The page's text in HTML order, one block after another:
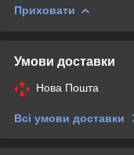
Приховати
Умови доставки
Нова Пошта
Всі умови доставки